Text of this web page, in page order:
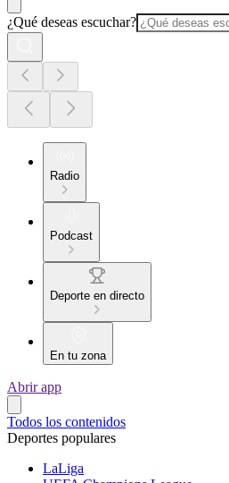
¿Qué deseas escuchar?
Radio
Podcast
Deporte en directo
En tu zona
Abrir app
Todos los contenidos
Deportes populares
LaLiga